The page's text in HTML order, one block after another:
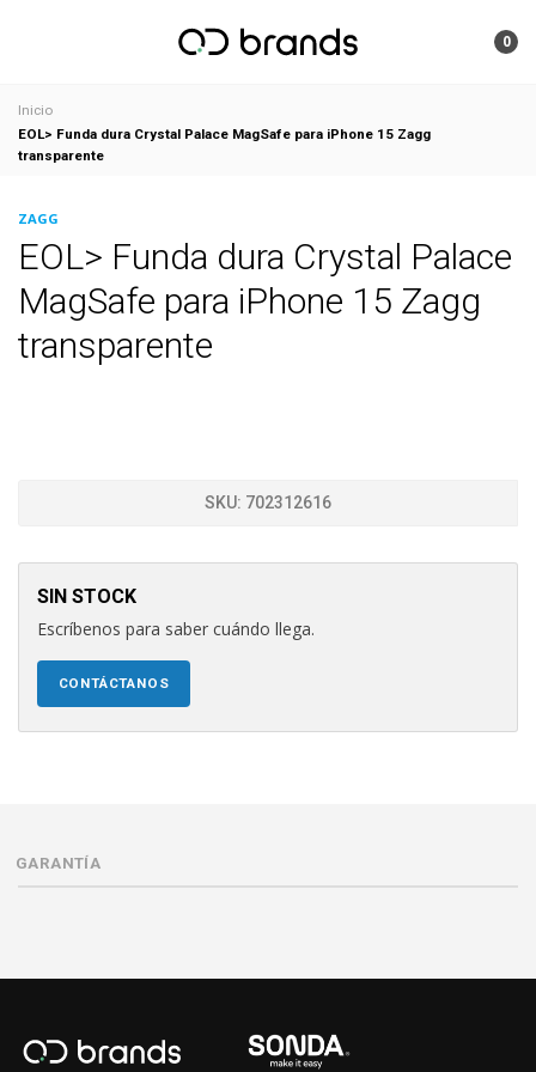
0
Inicio
EOL> Funda dura Crystal Palace MagSafe para iPhone 15 Zagg
transparente
ZAGG
EOL> Funda dura Crystal Palace
MagSafe para iPhone 15 Zagg
transparente
SKU: 702312616
SIN STOCK
Escríbenos para saber cuándo llega.
CONTÁCTANOS
GARANTÍA